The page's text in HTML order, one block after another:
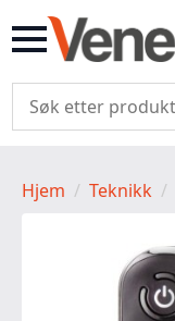
Hjem Teknikk